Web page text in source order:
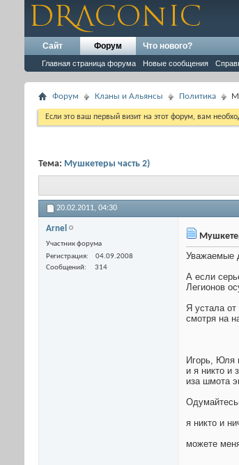
Сайт Форум
Главная страница форума Новые сообщения
Что нового?
Форум Кланы и Альянсы Политика
Если это ваш первый визит на этот форум, вам
Тема: Мушкетеры часть 2)
20.02.2011, 04:30
Arnel
Участник форума
Регистрация
04.09.2008
Сообщений
314
Уважаемые
А если
Легионов
Я устала
смотря на
Игорь, Юля
и я никто и
иза шмота
я никто и
можете